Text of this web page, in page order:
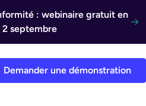
: webinaire gratuit en
septembre
Demander une démonstration